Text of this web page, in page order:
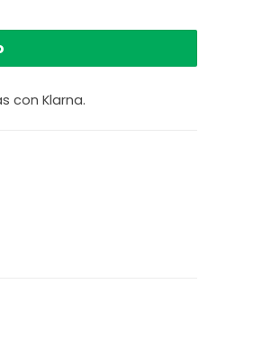
con Klarna.